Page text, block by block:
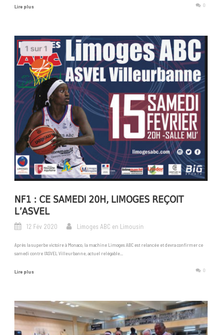
Lire plus 0
NF1 : CE SAMEDI 20H, LIMOGES REÇOIT
L’ASVEL
12 Fév 2020 Limoges ABC en Limousin
Après la superbe victoire à Monaco, la machine Limoges ABC est relancée et devra confirmer ce
samedi contre l’ASVEL Villeurbanne, actuel relégable...
Lire plus 0